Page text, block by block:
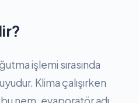
işlemi sırasında
Klima çalışırken